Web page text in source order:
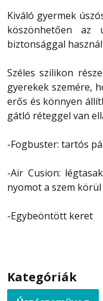
Kiváló gyermek
köszönhetően az
biztonsággal
Széles szilikon
gyerekek szemére,
erős és könnyen
gátló réteggel van
-Fogbuster: tartós
-Air Cusion:
nyomot a szem körül
-Egybeöntött keret
Kategóriák